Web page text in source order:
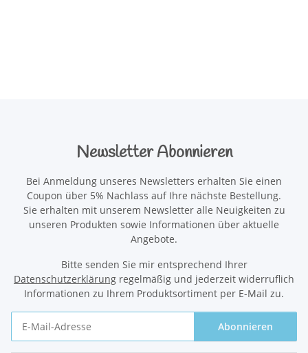
Newsletter Abonnieren
Bei Anmeldung unseres Newsletters erhalten Sie einen
Coupon über 5% Nachlass auf Ihre nächste Bestellung.
Sie erhalten mit unserem Newsletter alle Neuigkeiten zu
unseren Produkten sowie Informationen über aktuelle
Angebote.
Bitte senden Sie mir entsprechend Ihrer
Datenschutzerklärung regelmäßig und jederzeit widerruflich
Informationen zu Ihrem Produktsortiment per E-Mail zu.
Abonnieren